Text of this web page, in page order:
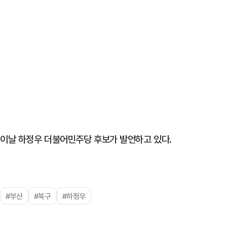
이날 하정우 더불어민주당 후보가 발언하고 있다.
#부산 #북구 #하정우